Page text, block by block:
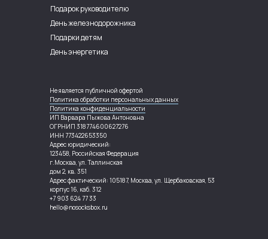
Подарок руководителю
День железнодорожника
Подарки детям
День энергетика
Не является публичной офертой
Политика обработки персональных данных
Политика конфиденциальности
ИП Варвара Пыжова Антоновна
ОГРНИП 318774600627276
ИНН 773422653350
Адрес юридический:
123458, Российская Федерация
г.Москва, ул. Таллинская
дом 2, кв. 351
Адрес фактический: 105187, Москва, ул. Щербаковская, 53
корпус 16, каб. 312
+7 903 624 77 33
hello@nosocksbox.ru